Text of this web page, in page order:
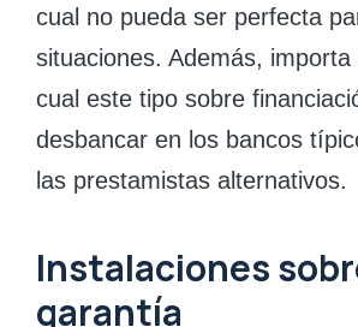
cual no pueda ser perfecta
situaciones. Además,
cual este tipo sobre
desbancar en los bancos
las prestamistas alternativos.
Instalaciones
garantía